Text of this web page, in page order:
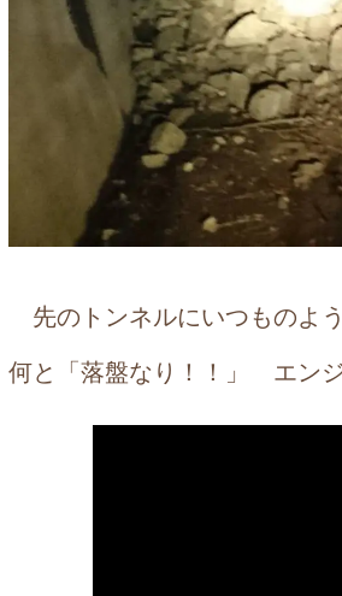
先のトンネルにいつものよ
何と「落盤なり！！」 エン